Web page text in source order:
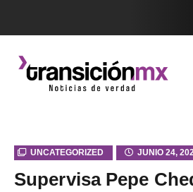
UNCATEGORIZED JUNIO 24,
Supervisa Pepe